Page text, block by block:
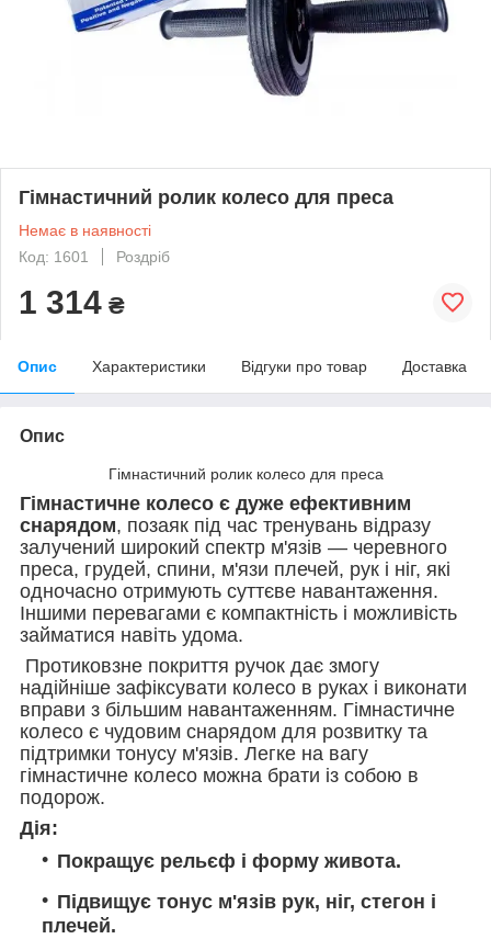
Гімнастичний ролик колесо для преса
Немає в наявності
Код: 1601
Роздріб
1 314 ₴
Опис Характеристики Відгуки про товар Доставка
Опис
Гімнастичний ролик колесо для преса
Гімнастичне колесо є дуже ефективним
снарядом, позаяк під час тренувань відразу
залучений широкий спектр м'язів — черевного
преса, грудей, спини, м'язи плечей, рук і ніг, які
одночасно отримують суттєве навантаження.
Іншими перевагами є компактність і можливість
займатися навіть удома.
Протиковзне покриття ручок дає змогу
надійніше зафіксувати колесо в руках і виконати
вправи з більшим навантаженням. Гімнастичне
колесо є чудовим снарядом для розвитку та
підтримки тонусу м'язів. Легке на вагу
гімнастичне колесо можна брати із собою в
подорож.
Дія:
Покращує рельєф і форму живота.
Підвищує тонус м'язів рук, ніг, стегон і
плечей.